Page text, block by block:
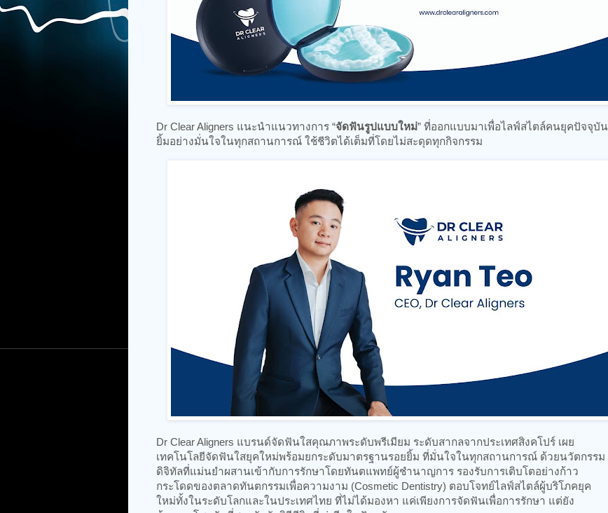
Dr Clear Aligners แนะนำแนวทางการ “จัดฟันรูปแบบใหม่” ที่ออกแบบมาเพื่อไลฟ์สไตล์คนยุคปัจจุบัน
ยิ้มอย่างมั่นใจในทุกสถานการณ์ ใช้ชีวิตได้เต็มที่โดยไม่สะดุดทุกกิจกรรม
Dr Clear Aligners แบรนด์จัดฟันใสคุณภาพระดับพรีเมียม ระดับสากลจากประเทศสิงคโปร์ เผย
เทคโนโลยีจัดฟันใสยุคใหม่พร้อมยกระดับมาตรฐานรอยยิ้ม ที่มั่นใจในทุกสถานการณ์ ด้วยนวัตกรรม
ดิจิทัลที่แม่นยำผสานเข้ากับการรักษาโดยทันตแพทย์ผู้ชำนาญการ รองรับการเติบโตอย่างก้าว
กระโดดของตลาดทันตกรรมเพื่อความงาม (Cosmetic Dentistry) ตอบโจทย์ไลฟ์สไตล์ผู้บริโภคยุค
ใหม่ทั้งในระดับโลกและในประเทศไทย ที่ไม่ได้มองหา แค่เพียงการจัดฟันเพื่อการรักษา แต่ยัง